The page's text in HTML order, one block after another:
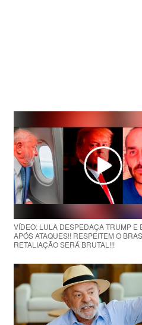
VÍDEO: LULA DESPEDAÇA TRUMP E
APÓS ATAQUES!! RESPEITEM O
RETALIAÇÃO SERÁ BRUTAL!!!